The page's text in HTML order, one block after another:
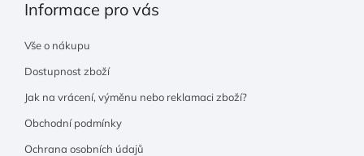
Informace pro vás
Vše o nákupu
Dostupnost zboží
Jak na vrácení, výměnu nebo reklamaci zboží?
Obchodní podmínky
Ochrana osobních údajů